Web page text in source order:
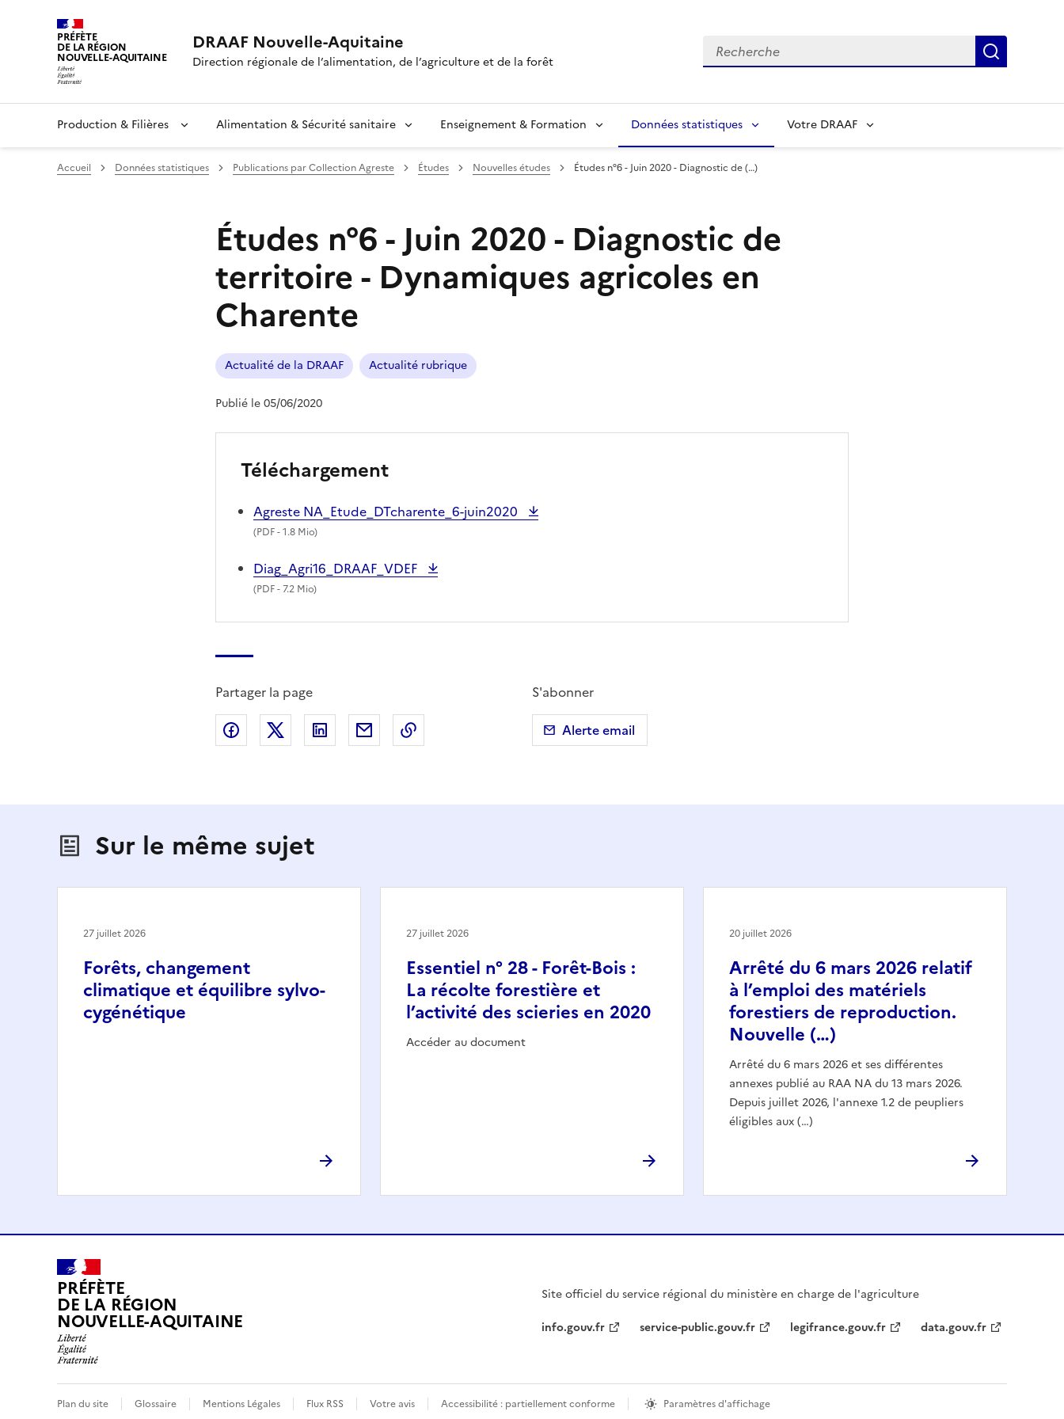
PRÉFÈTE
DE LA RÉGION
NOUVELLE-AQUITAINE
DRAAF Nouvelle-Aquitaine
Direction régionale de l’alimentation, de l’agriculture et de la forêt
Recherche
Production & Filières Alimentation & Sécurité sanitaire Enseignement & Formation Données statistiques Votre DRAAF
Accueil Données statistiques Publications par Collection Agreste Études Nouvelles études Études n°6 - Juin 2020 - Diagnostic de (…)
Études n°6 - Juin 2020 - Diagnostic de
territoire - Dynamiques agricoles en
Charente
Actualité de la DRAAF Actualité rubrique
Publié le 05/06/2020
Téléchargement
Agreste NA_Etude_DTcharente_6-juin2020
(PDF- 1.8 Mio)
Diag_Agri16_DRAAF_VDEF
(PDF- 7.2 Mio)
Partager la page
Partager sur Facebook
Partager sur X (anciennement Twitter)
Partager sur LinkedIn
Partager par emailCopier dans le presse-papier
S'abonner
Alerte email
Sur le même sujet
Forêts, changement
climatique et équilibre sylvo-
cygénétique
27 juillet 2026
Essentiel n° 28 - Forêt-Bois :
La récolte forestière et
l’activité des scieries en 2020
Accéder au document
27 juillet 2026
Arrêté du 6 mars 2026 relatif
à l’emploi des matériels
forestiers de reproduction.
Nouvelle (…)
Arrêté du 6 mars 2026 et ses différentes
annexes publié au RAA NA du 13 mars 2026.
Depuis juillet 2026, l'annexe 1.2 de peupliers
éligibles aux (…)
20 juillet 2026
PRÉFÈTE
DE LA RÉGION
NOUVELLE-AQUITAINE
Site officiel du service régional du ministère en charge de l'agriculture
info.gouv.fr
service-public.gouv.fr legifrance.gouv.fr data.gouv.fr
Plan du site Glossaire Mentions Légales Flux RSS Votre avis Accessibilité : partiellement conforme Paramètres d'affichage